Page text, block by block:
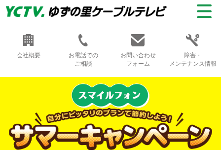
会社概要
お電話での
ご相談
お問い合わせ
フォーム
障害・
メンテナンス情報